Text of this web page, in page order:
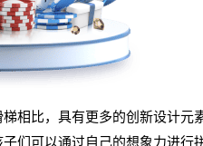
相比，具有更多的创新设计元
们可以通过自己的想象力进